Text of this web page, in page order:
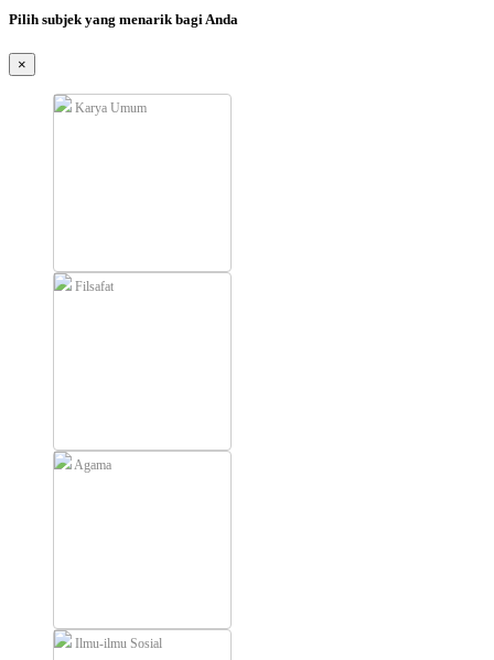
Pilih subjek yang menarik bagi Anda
×
Karya Umum
Filsafat
Agama
Ilmu-ilmu Sosial